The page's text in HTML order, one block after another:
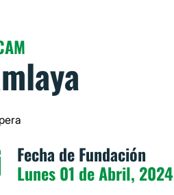
Fecha de Fundación
Lunes 01 de Abril, 2024